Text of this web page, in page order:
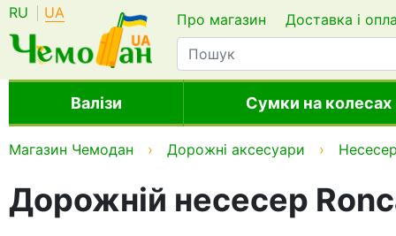
RU UA Про магазин Доставка і
Валізи Сумки на колесах
Магазин Чемодан Дорожні аксесуари
Дорожній несесер